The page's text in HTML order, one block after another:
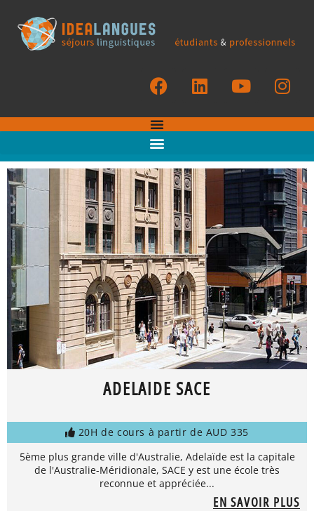
ADELAIDE SACE
20H de cours à partir de AUD 335
5ème plus grande ville d'Australie, Adelaïde est la capitale
de l'Australie-Méridionale, SACE y est une école très
reconnue et appréciée...
EN SAVOIR PLUS